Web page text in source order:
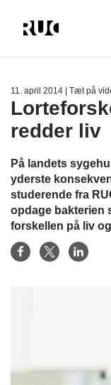
11. april 2014 | Tæt på
redder liv
På landets
yderste
studerende fra
opdage bakterien
forskellen på liv